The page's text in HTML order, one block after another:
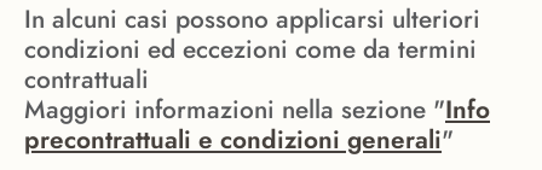
In alcuni casi possono applicarsi ulteriori
condizioni ed eccezioni come da termini
contrattuali
Maggiori informazioni nella sezione "Info
precontrattuali e condizioni generali"